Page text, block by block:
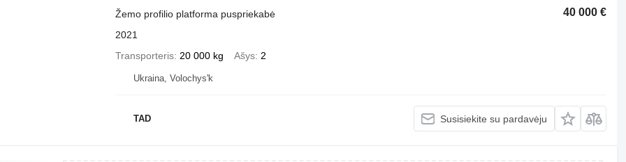
40 000 €
Žemo profilio platforma puspriekabė
2021
Transporteris 20 000 kg Ašys 2
Ukraina, Volochys'k
TAD Susisiekite su pardavėju